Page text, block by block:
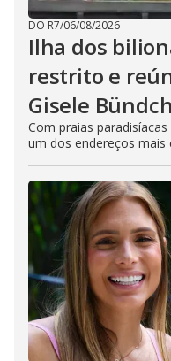
DO R7/06/08/2026
Ilha dos
restrito e
Gisele
Com praias
um dos endereços